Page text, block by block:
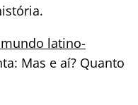
latino-
Mas e aí? Quanto